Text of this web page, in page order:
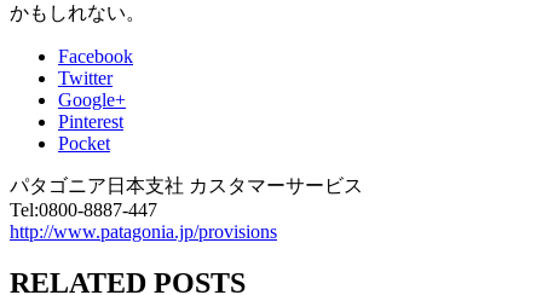
かもしれない。
Facebook
Twitter
Google+
Pinterest
Pocket
パタゴニア日本支社 カスタマーサービス
Tel:0800-8887-447
http://www.patagonia.jp/provisions
RELATED POSTS